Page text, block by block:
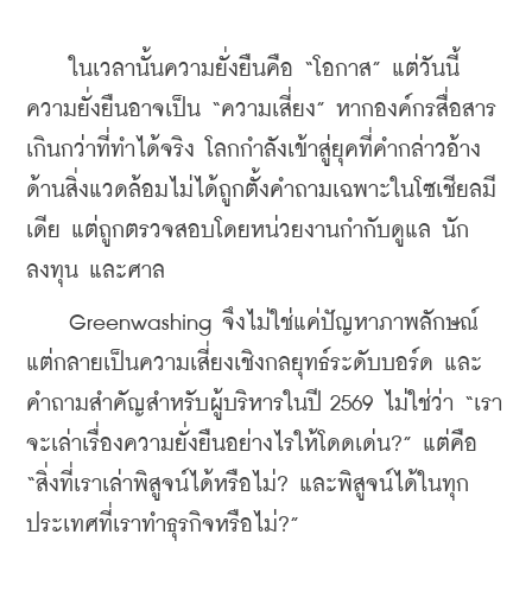
ในเวลานั้นความยั่งยืนคือ “โอกาส” แต่วันนี้
ความยั่งยืนอาจเป็น “ความเสี่ยง” หากองค์กรสื่อสาร
เกินกว่าที่ทำได้จริง โลกกำลังเข้าสู่ยุคที่คำกล่าวอ้าง
ด้านสิ่งแวดล้อมไม่ได้ถูกตั้งคำถามเฉพาะในโซเชียลมี
เดีย แต่ถูกตรวจสอบโดยหน่วยงานกำกับดูแล นัก
ลงทุน และศาล
Greenwashing จึงไม่ใช่แค่ปัญหาภาพลักษณ์
แต่กลายเป็นความเสี่ยงเชิงกลยุทธ์ระดับบอร์ด และ
คำถามสำคัญสำหรับผู้บริหารในปี 2569 ไม่ใช่ว่า “เรา
จะเล่าเรื่องความยั่งยืนอย่างไรให้โดดเด่น?” แต่คือ
“สิ่งที่เราเล่าพิสูจน์ได้หรือไม่? และพิสูจน์ได้ในทุก
ประเทศที่เราทำธุรกิจหรือไม่?”